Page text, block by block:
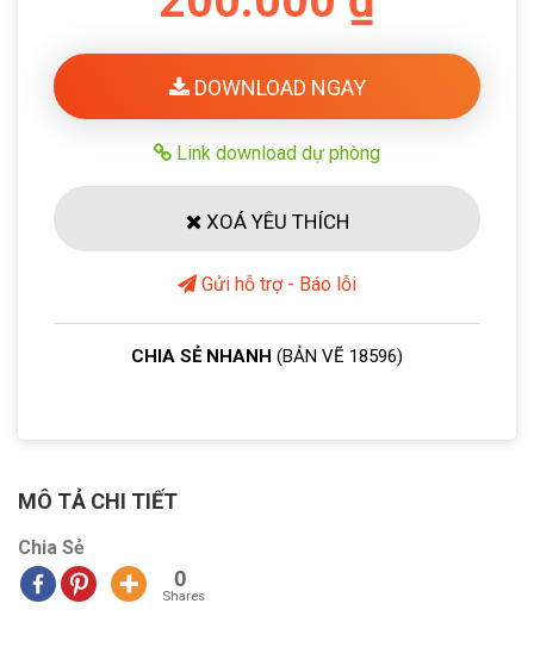
DOWNLOAD NGAY
Link download dự phòng
XOÁ YÊU THÍCH
Gửi hỗ trợ - Báo lỗi
CHIA SẺ NHANH (BẢN VẼ 18596)
MÔ TẢ CHI TIẾT
Chia Sẻ
0
Shares